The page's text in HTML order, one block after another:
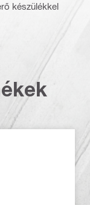
készülékkel